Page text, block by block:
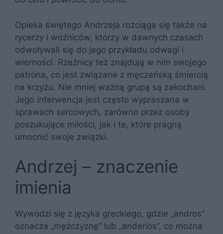
Opieka świętego Andrzeja rozciąga się także na
rycerzy i woźniców, którzy w dawnych czasach
odwoływali się do jego przykładu odwagi i
wierności. Rzeźnicy też znajdują w nim swojego
patrona, co jest związane z męczeńską śmiercią
na krzyżu. Nie mniej ważną grupą są zakochani.
Jego interwencja jest często wypraszana w
sprawach sercowych, zarówno przez osoby
poszukujące miłości, jak i te, które pragną
umocnić swoje związki.
Andrzej – znaczenie
imienia
Wywodzi się z języka greckiego, gdzie „andros”
oznacza „mężczyznę” lub „anderios”, co można